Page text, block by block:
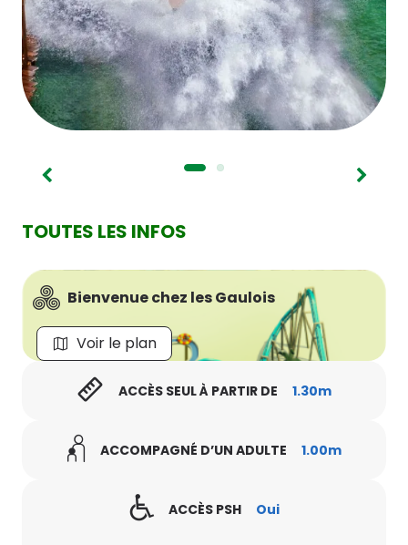
TOUTES LES INFOS
Bienvenue chez les Gaulois
Voir le plan
ACCÈS SEUL À PARTIR DE 1.30m
ACCOMPAGNÉ D’UN ADULTE 1.00m
ACCÈS PSH Oui